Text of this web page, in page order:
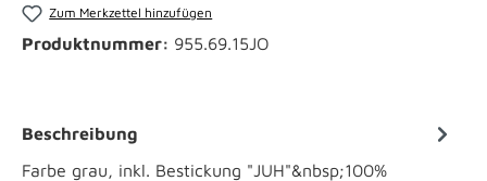
Zum Merkzettel hinzufügen
Produktnummer: 955.69.15JO
Beschreibung
Farbe grau, inkl. Bestickung "JUH"&nbsp;100%